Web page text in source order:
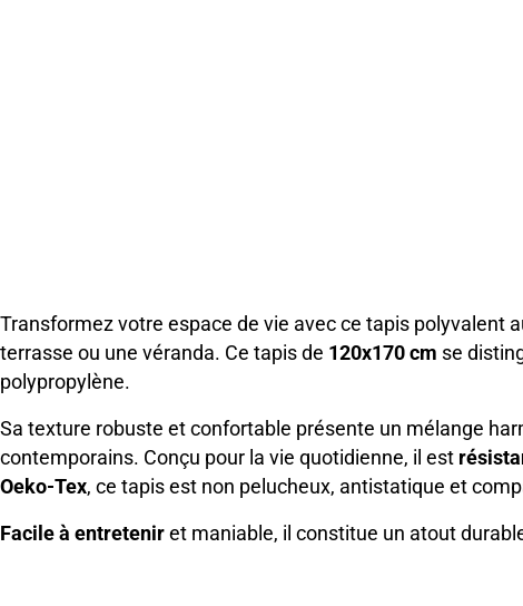
Transformez votre espace de vie avec ce tapis polyvalent
terrasse ou une véranda. Ce tapis de 120x170 cm se
polypropylène.
Sa texture robuste et confortable présente un mélange
contemporains. Conçu pour la vie quotidienne, il est
Oeko-Tex, ce tapis est non pelucheux, antistatique et
Facile à entreteniret maniable, il constitue un atout